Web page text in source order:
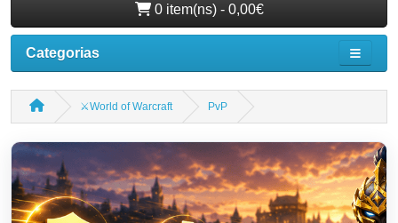
0 item(ns) - 0,00€
Categorias
⚔️World of Warcraft PvP